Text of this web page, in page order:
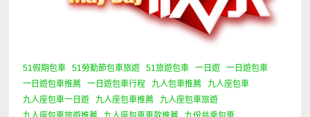
51假期包車 51勞動節包車旅遊 51旅遊包車 一日遊
一日遊包車
一日遊包車推薦
一日遊包車行程 九人包車推薦
九人座包車
九人座包車一日遊
九人座包車推薦
九人座包車旅遊